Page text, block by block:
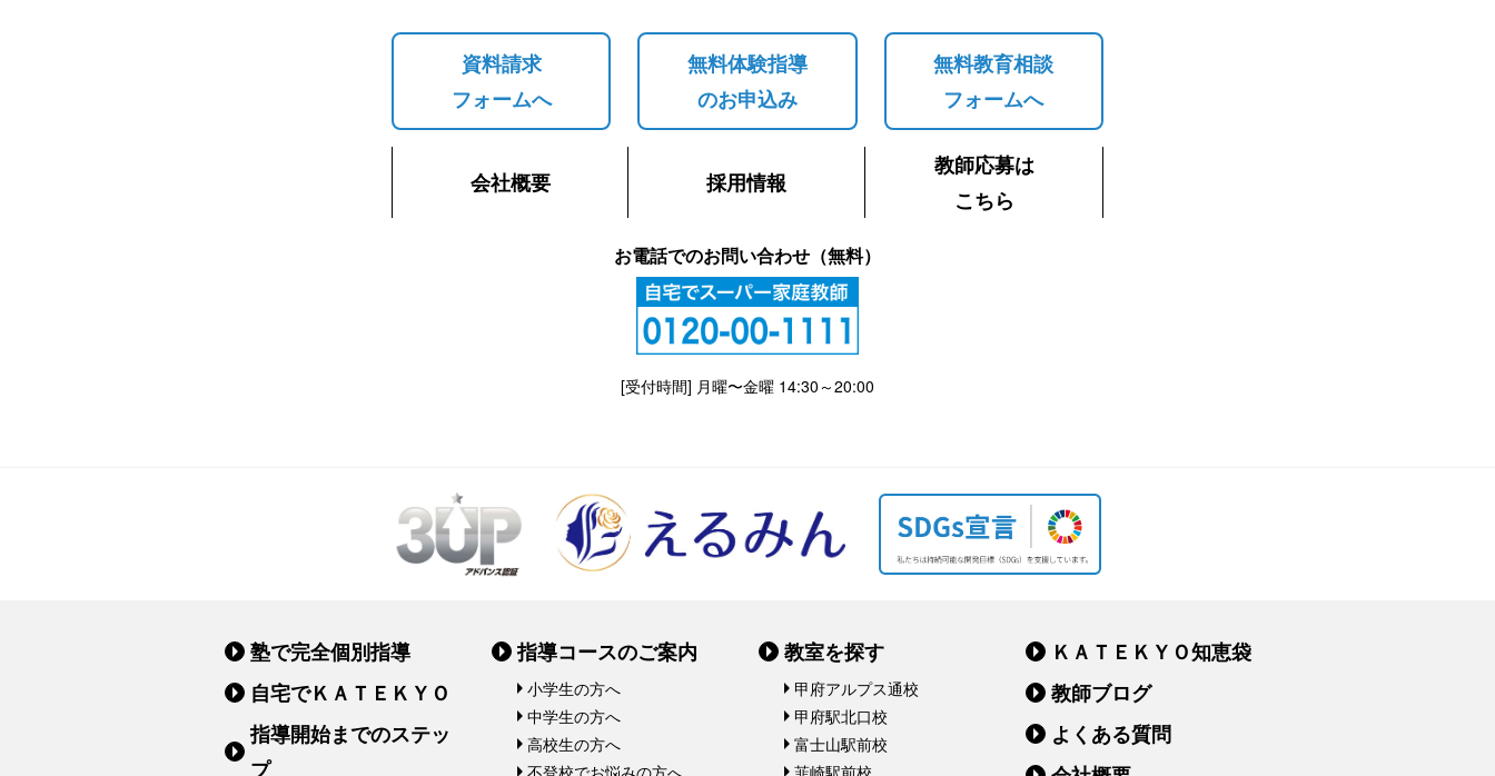
資料請求
フォームへ
無料体験指導
のお申込み
無料教育相談
フォームへ
会社概要 採用情報
教師応募は
こちら
お電話でのお問い合わせ（無料）
[受付時間] 月曜〜金曜 14:30～20:00
塾で完全個別指導
自宅でＫＡＴＥＫＹＯ
指導開始までのステッ
プ
指導コースのご案内
小学生の方へ
中学生の方へ
高校生の方へ
不登校でお悩みの方へ
教室を探す
甲府アルプス通校
甲府駅北口校
富士山駅前校
韮崎駅前校
ＫＡＴＥＫＹＯ知恵袋
教師ブログ
よくある質問